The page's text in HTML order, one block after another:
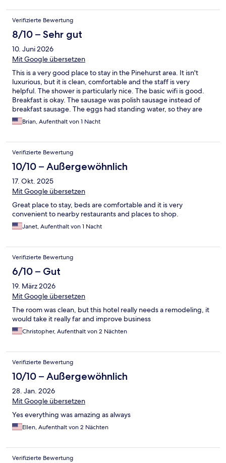
Verifizierte Bewertung
8/10 – Sehr gut
10. Juni 2026
Mit Google übersetzen
This is a very good place to stay in the Pinehurst area. It isn't
luxurious, but it is clean, comfortable and the staff is very
helpful. The shower is particularly nice. The basic wifi is good.
Breakfast is okay. The sausage was polish sausage instead of
breakfast sausage. The eggs had standing water, so they are
powdered instead of fresh. They happened to be out of biscuits
when I wanted one. They do have a waffle maker. Otherwise,
So, not bad, but not as good as the best mid-priced hotels.
Brian, Aufenthalt von 1 Nacht
Verifizierte Bewertung
10/10 – Außergewöhnlich
17. Okt. 2025
Mit Google übersetzen
Great place to stay, beds are comfortable and it is very
convenient to nearby restaurants and places to shop.
Janet, Aufenthalt von 1 Nacht
Verifizierte Bewertung
6/10 – Gut
19. März 2026
Mit Google übersetzen
The room was clean, but this hotel really needs a remodeling, it
would take it really far and improve business
Christopher, Aufenthalt von 2 Nächten
Verifizierte Bewertung
10/10 – Außergewöhnlich
28. Jan. 2026
Mit Google übersetzen
Yes everything was amazing as always
Ellen, Aufenthalt von 2 Nächten
Verifizierte Bewertung